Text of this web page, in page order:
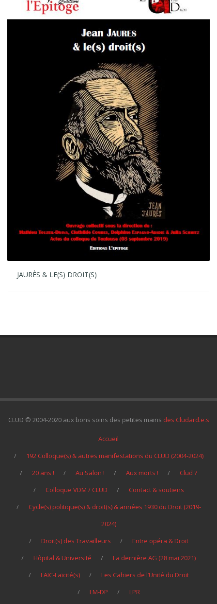
JAURÈS & LE(S) DROIT(S)
CLUD © 2004-2020 aux bons soins des petites mains des Cludard.e.s
Accueil
192 Colloque(s) & autres manifestations du CLUD (2004-2024)
20 ans !
Au Salon ! Aux morts !
Clud ?
Colloque VDM / CLUD
Contact & soutiens
Cycle(s) politique(s) & droit(s) & années 1930 du Droit (2019-
2024)
Droit(s) des Travailleurs
Entre opéra & Droit
Hôpital & Université
La dernière AG (28 mai 2021)
LAIC-Laïcité(s)
Les Cahiers de l’Unité du Droit
LM-DP
LPR